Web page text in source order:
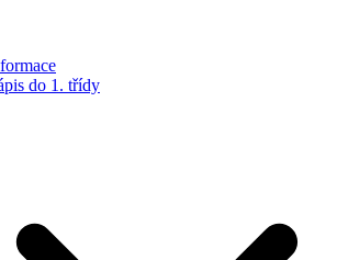
do 1. třídy